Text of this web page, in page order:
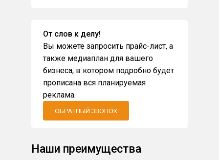
От слов к делу!
Вы можете запросить прайс-лист, а
также медиаплан для вашего
бизнеса, в котором подробно будет
прописана вся планируемая
реклама.
ОБРАТНЫЙ ЗВОНОК
Наши преимущества